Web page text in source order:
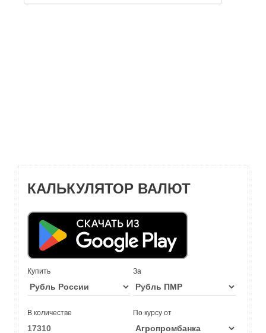
КАЛЬКУЛЯТОР ВАЛЮТ
Купить За
В количестве По курсу от